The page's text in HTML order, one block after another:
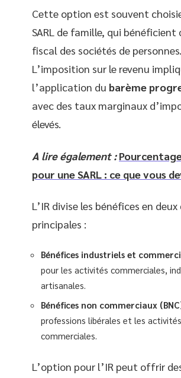
Cette option est souvent
SARL de famille, qui bénéficient
fiscal des sociétés de personnes.
L’imposition sur le revenu
l’application du barème
avec des taux marginaux
élevés.
A lire également :
pour une SARL : ce que vous
L’IR divise les bénéfices en
principales :
Bénéfices industriels et
pour les activités commerciales,
artisanales.
Bénéfices non commerciaux
professions libérales et les
commerciales.
L’option pour l’IR peut offrir